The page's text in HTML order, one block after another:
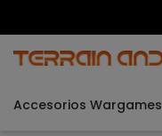
Accesorios Wargames